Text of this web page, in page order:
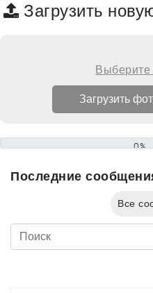
Загрузить
0%
Последние
Все